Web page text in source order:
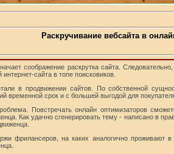
Раскручивание вебсайта в
соображение раскрутка сайта.
сайта в топе поисковиков.
в продвижении сайтов. По собственной
временной срок и с большей выгодой для
Повстречать онлайн оптимизаторов
Как удачно сгенерировать тему - написано в
фрилансеров, на каких аналогично проживают